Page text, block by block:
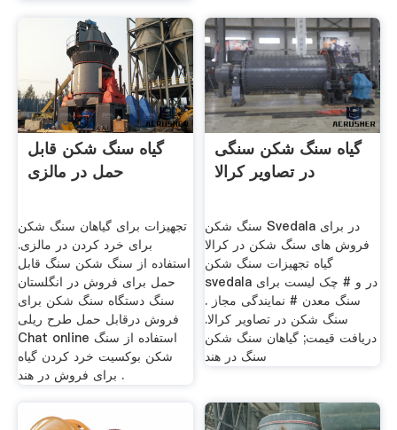
گیاه سنگ شکن قابل
حمل در مالزی
تجهیزات برای گیاهان سنگ شکن
برای خرد کردن در مالزی.
استفاده از سنگ شکن سنگ قابل
حمل برای فروش در انگلستان
سنگ دستگاه سنگ شکن برای
فروش درقابل حمل طرح ریلی
Chat online استفاده از سنگ
شکن بوکسیت خرد کردن گیاه
برای فروش در هند .
گیاه سنگ شکن سنگی
در تصاویر کرالا
سنگ شکن Svedala در برای
فروش های سنگ شکن در کرالا
گیاه تجهیزات سنگ شکن
svedala در و # چک لیست برای
سنگ معدن # نمایندگی مجاز .
سنگ شکن در تصاویر کرالا.
دریافت قیمت; گیاهان سنگ شکن
سنگ در هند